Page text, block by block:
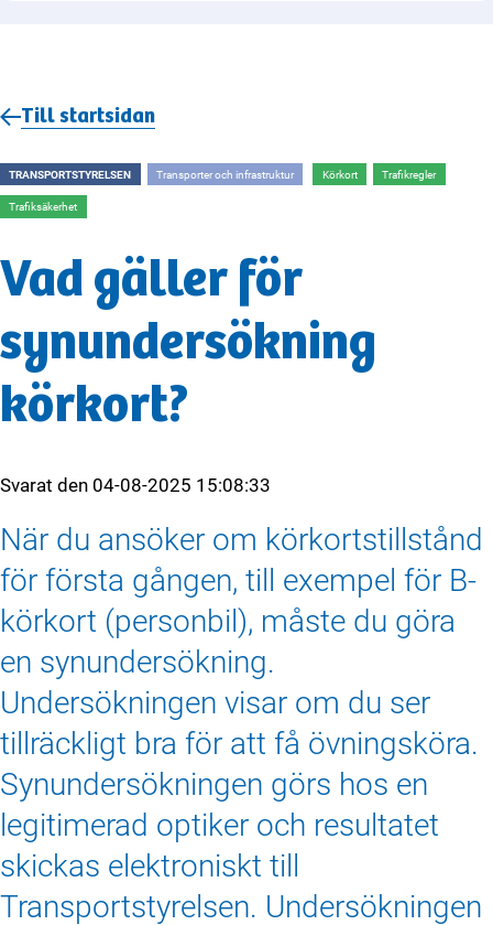
Till startsidan
TRANSPORTSTYRELSEN Transporter och infrastruktur Körkort Trafikregler
Trafiksäkerhet
Vad gäller för
synundersökning
körkort?
Svarat den 04-08-2025 15:08:33
När du ansöker om körkortstillstånd
för första gången, till exempel för B-
körkort (personbil), måste du göra
en synundersökning.
Undersökningen visar om du ser
tillräckligt bra för att få övningsköra.
Synundersökningen görs hos en
legitimerad optiker och resultatet
skickas elektroniskt till
Transportstyrelsen. Undersökningen